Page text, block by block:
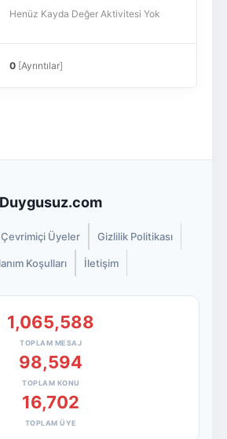
Henüz Kayda Değer Aktivitesi Yok
0[Ayrıntılar]
Duygusuz.com
Çevrimiçi Üyeler Gizlilik Politikası
Koşulları İletişim
1,065,588
TOPLAM MESAJ
98,594
TOPLAM KONU
16,702
TOPLAM ÜYE